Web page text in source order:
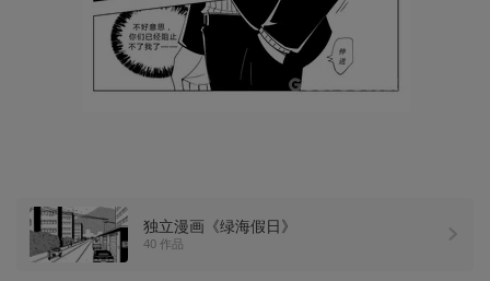
独立漫画《绿海假日》
40 作品